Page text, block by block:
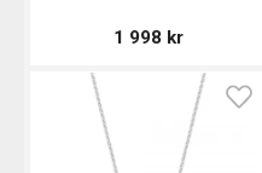
1 998 kr